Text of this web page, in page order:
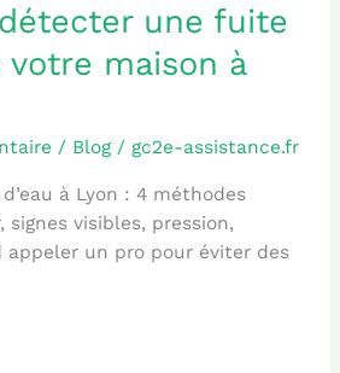
une fuite
votre maison à
/ Blog/ gc2e-assistance.fr
à Lyon : 4 méthodes
signes visibles, pression,
un pro pour éviter des